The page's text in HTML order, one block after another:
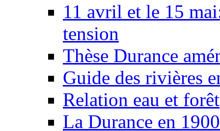
11 avril et le 15
tension
Thèse Durance
Guide des rivières
Relation eau et forêt
La Durance en 1900